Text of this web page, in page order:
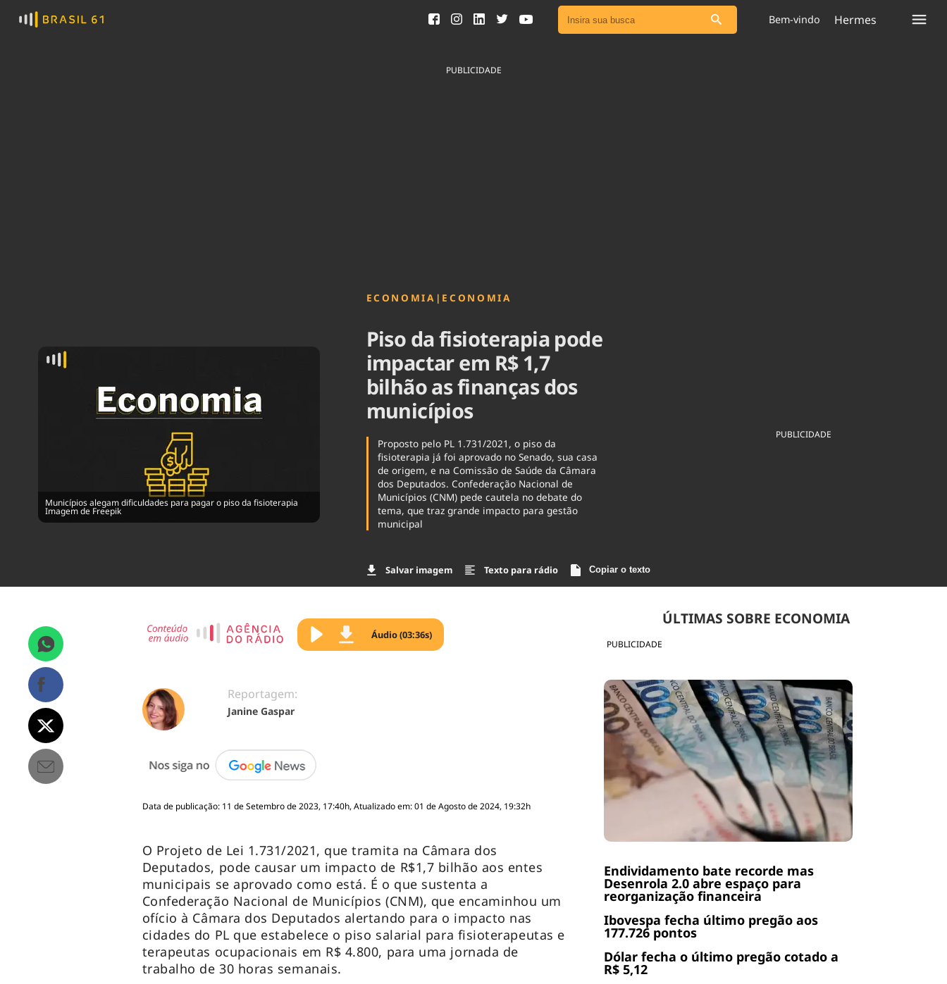
Ver todas as notícias
Agronegócios
Brasil
Bem-vindo Hermes
PUBLICIDADE
Municípios alegam dificuldades para pagar o piso da fisioterapia
Imagem de Freepik
ECONOMIA | ECONOMIA
Piso da fisioterapia pode
impactar em R$ 1,7
bilhão as finanças dos
municípios
Proposto pelo PL 1.731/2021, o piso da
fisioterapia já foi aprovado no Senado, sua casa
de origem, e na Comissão de Saúde da Câmara
dos Deputados. Confederação Nacional de
Municípios (CNM) pede cautela no debate do
tema, que traz grande impacto para gestão
municipal
Salvar imagem Texto para rádio Copiar o texto
PUBLICIDADE
PUBLICIDADE
ÚLTIMAS SOBRE ECONOMIA
Endividamento bate recorde mas
Desenrola 2.0 abre espaço para
reorganização financeira
Ibovespa fecha último pregão aos
177.726 pontos
Dólar fecha o último pregão cotado a
R$ 5,12
Áudio (03:36s)
Reportagem:
Janine Gaspar
Data de publicação: 11 de Setembro de 2023, 17:40h, Atualizado em: 01 de Agosto de 2024, 19:32h
O Projeto de Lei 1.731/2021, que tramita na Câmara dos
Deputados, pode causar um impacto de R$1,7 bilhão aos entes
municipais se aprovado como está. É o que sustenta a
Confederação Nacional de Municípios (CNM), que encaminhou um
ofício à Câmara dos Deputados alertando para o impacto nas
cidades do PL que estabelece o piso salarial para fisioterapeutas e
terapeutas ocupacionais em R$ 4.800, para uma jornada de
trabalho de 30 horas semanais.